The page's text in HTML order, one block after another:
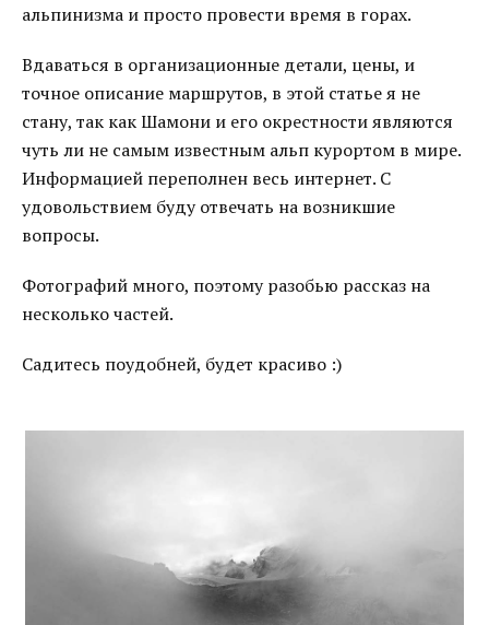
альпинизма и просто провести время в горах.
Вдаваться в организационные детали, цены, и
точное описание маршрутов, в этой статье я не
стану, так как Шамони и его окрестности являются
чуть ли не самым известным альп курортом в мире.
Информацией переполнен весь интернет. С
удовольствием буду отвечать на возникшие
вопросы.
Фотографий много, поэтому разобью рассказ на
несколько частей.
Садитесь поудобней, будет красиво :)